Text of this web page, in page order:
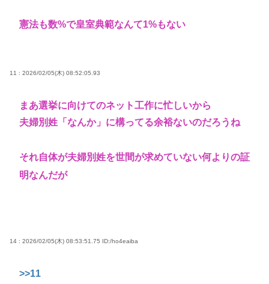
憲法も数%で皇室典範なんて1%もない
11 : 2026/02/05(木) 08:52:05.93
まあ選挙に向けてのネット工作に忙しいから
夫婦別姓「なんか」に構ってる余裕ないのだろうね
それ自体が夫婦別姓を世間が求めていない何よりの証
明なんだが
14 : 2026/02/05(木) 08:53:51.75 ID:/ho4eaiba
>>11